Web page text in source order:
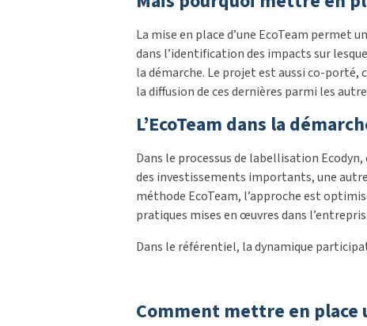
La mise en place d’une EcoTeam permet
dans l’identification des impacts sur
la démarche. Le projet est aussi co-porté,
la diffusion de ces dernières parmi les
L’EcoTeam dans la
Dans le processus de labellisation
des investissements importants, une
méthode EcoTeam, l’approche est
pratiques mises en œuvres dans
Dans le référentiel, la dynamique
Comment mettre en place